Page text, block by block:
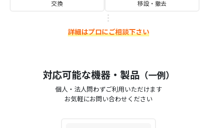
交換 移設・撤去
詳細はプロにご相談下さい
対応可能な機器・製品 （一例）
個人・法人問わずご利用いただけます
お気軽にお問い合わせください